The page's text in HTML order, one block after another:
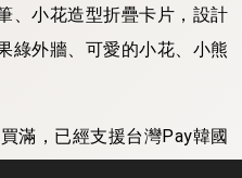
、小花造型折疊卡片，設計
綠外牆、可愛的小花、小熊
滿，已經支援台灣Pay韓國